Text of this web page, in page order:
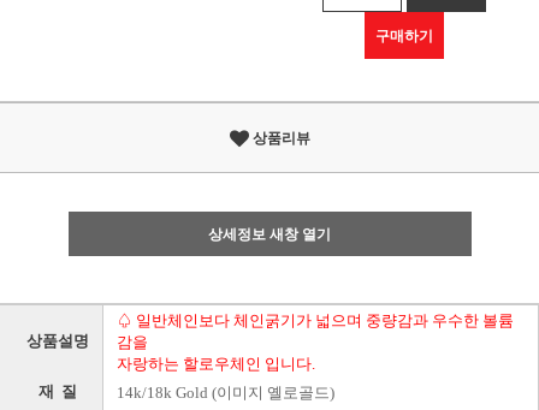
구매하기
상품리뷰
상세정보 새창 열기
상품설명
♤ 일반체인보다 체인굵기가 넓으며 중량감과 우수한 볼륨
감을
자랑하는 할로우체인 입니다.
재 질 14k/18k Gold (이미지 옐로골드)